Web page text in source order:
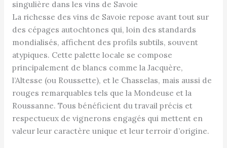
singulière dans les vins de Savoie
La richesse des vins de Savoie repose avant tout sur
des cépages autochtones qui, loin des standards
mondialisés, affichent des profils subtils, souvent
atypiques. Cette palette locale se compose
principalement de blancs comme la Jacquère,
l’Altesse (ou Roussette), et le Chasselas, mais aussi de
rouges remarquables tels que la Mondeuse et la
Roussanne. Tous bénéficient du travail précis et
respectueux de vignerons engagés qui mettent en
valeur leur caractère unique et leur terroir d’origine.